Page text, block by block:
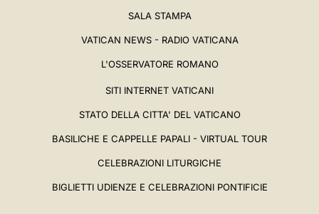
SALA STAMPA
VATICAN NEWS - RADIO VATICANA
L'OSSERVATORE ROMANO
SITI INTERNET VATICANI
STATO DELLA CITTA' DEL VATICANO
BASILICHE E CAPPELLE PAPALI - VIRTUAL TOUR
CELEBRAZIONI LITURGICHE
BIGLIETTI UDIENZE E CELEBRAZIONI PONTIFICIE